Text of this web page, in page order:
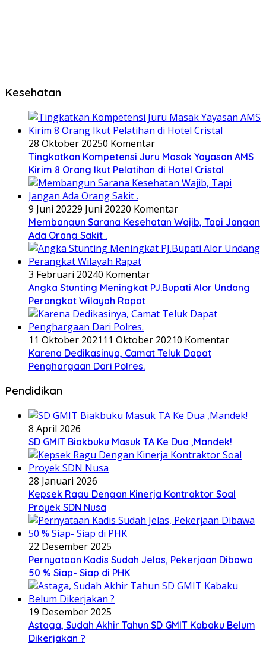
Kesehatan
28 Oktober 20250 Komentar
Tingkatkan Kompetensi Juru Masak Yayasan AMS
Kirim 8 Orang Ikut Pelatihan di Hotel Cristal
9 Juni 20229 Juni 20220 Komentar
Membangun Sarana Kesehatan Wajib, Tapi Jangan
Ada Orang Sakit .
3 Februari 20240 Komentar
Angka Stunting Meningkat PJ.Bupati Alor Undang
Perangkat Wilayah Rapat
11 Oktober 2021 11 Oktober 20210 Komentar
Karena Dedikasinya, Camat Teluk Dapat
Penghargaan Dari Polres.
Pendidikan
8 April 2026
SD GMIT Biakbuku Masuk TA Ke Dua ,Mandek!
28 Januari 2026
Kepsek Ragu Dengan Kinerja Kontraktor Soal
Proyek SDN Nusa
22 Desember 2025
Pernyataan Kadis Sudah Jelas, Pekerjaan Dibawa
50 % Siap- Siap di PHK
19 Desember 2025
Astaga, Sudah Akhir Tahun SD GMIT Kabaku Belum
Dikerjakan ?